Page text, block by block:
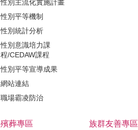
性別主流化實施計畫
性別平等機制
性別統計分析
性別意識培力課
程/CEDAW課程
性別平等宣導成果
網站連結
職場霸凌防治
殯葬專區 族群友善專區